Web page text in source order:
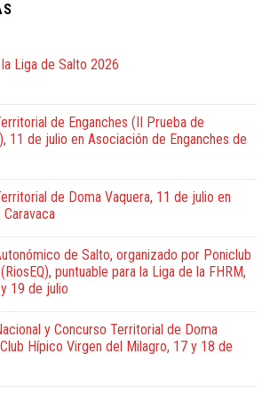
Liga de Salto 2026
de Enganches (II Prueba de
11 de julio en Asociación de Enganches de
de Doma Vaquera, 11 de julio en
de Salto, organizado por Poniclub
puntuable para la Liga de la FHRM,
19 de julio
y Concurso Territorial de Doma
Hípico Virgen del Milagro, 17 y 18 de